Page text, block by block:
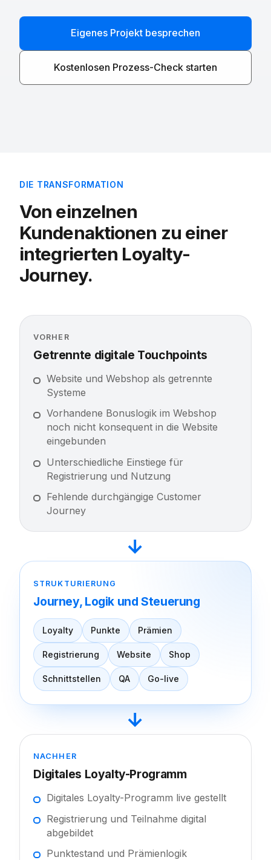
Eigenes Projekt besprechen
Kostenlosen Prozess-Check starten
DIE TRANSFORMATION
Von einzelnen
Kundenaktionen zu einer
integrierten Loyalty-
Journey.
VORHER
Getrennte digitale Touchpoints
Website und Webshop als getrennte
Systeme
Vorhandene Bonuslogik im Webshop
noch nicht konsequent in die Website
eingebunden
Unterschiedliche Einstiege für
Registrierung und Nutzung
Fehlende durchgängige Customer
Journey
→
STRUKTURIERUNG
Journey, Logik und Steuerung
Loyalty Punkte Prämien
Registrierung Website Shop
Schnittstellen QA Go-live
→
NACHHER
Digitales Loyalty-Programm
Digitales Loyalty-Programm live gestellt
Registrierung und Teilnahme digital
abgebildet
Punktestand und Prämienlogik